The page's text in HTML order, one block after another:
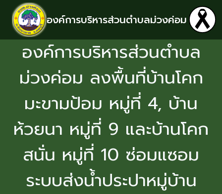
องค์การบริหารส่วนตำบลม่วงค่อม
องค์การบริหารส่วนตำบล
ม่วงค่อม ลงพื้นที่บ้านโคก
มะขามป้อม หมู่ที่ 4, บ้าน
ห้วยนา หมู่ที่ 9 และบ้านโคก
สนั่น หมู่ที่ 10 ซ่อมแซอม
ระบบส่งน้ำประปาหมู่บ้าน